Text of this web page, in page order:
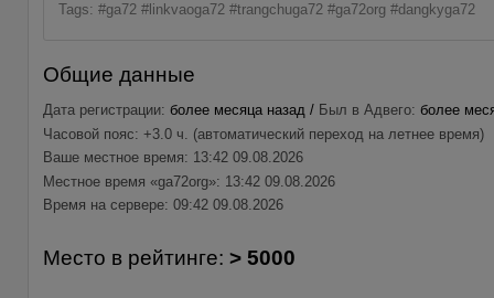
Tags: #ga72 #linkvaoga72 #trangchuga72 #ga72org #dangkyga72
Общие данные
Дата регистрации: более месяца назад / Был в Адвего: более
Часовой пояс: +3.0 ч. (автоматический переход на летнее время)
Ваше местное время: 13:42 09.08.2026
Местное время «ga72org»: 13:42 09.08.2026
Время на сервере: 09:42 09.08.2026
Место в рейтинге: > 5000